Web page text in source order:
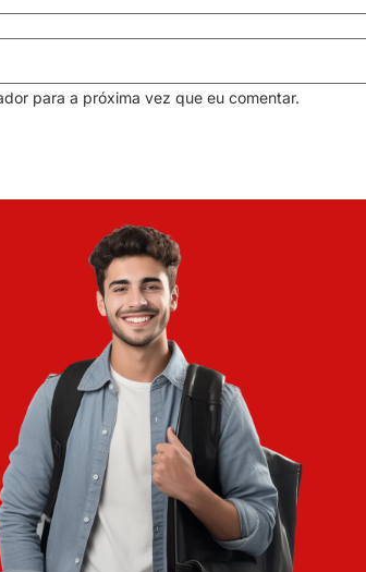
para a próxima vez que eu comentar.